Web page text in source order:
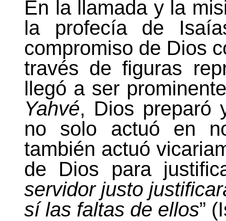
En la llamada y la
la profecía de
compromiso de Dios
través de figuras
llegó a ser
Yahvé, Dios
no solo actuó en
también actuó
de Dios para
servidor justo
sí las faltas de ellos”